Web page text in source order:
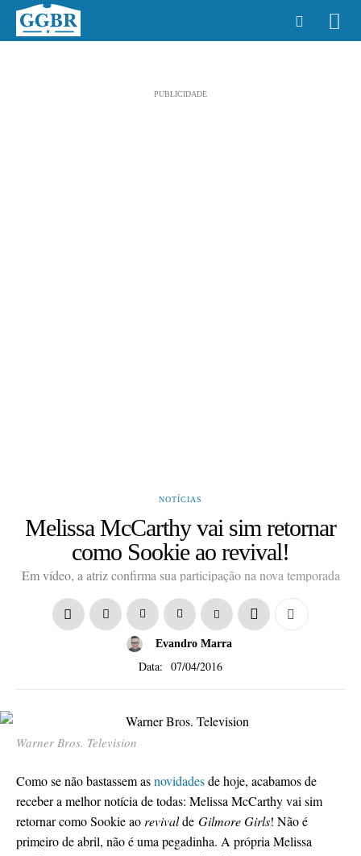
PUBLICIDADE
NOTÍCIAS
Melissa McCarthy vai sim retornar
como Sookie ao revival!
Em vídeo, a atriz confirma sua participação na nova temporada
Evandro Marra
Data: 07/04/2016
Warner Bros. Television
Como se não bastassem asnovidadesde hoje, acabamos de
receber a melhor notícia de todas: Melissa McCarthy vai sim
retornar como Sookie aorevivalde Gilmore Girls! Não é
primeiro de abril, não é uma pegadinha. A própria Melissa